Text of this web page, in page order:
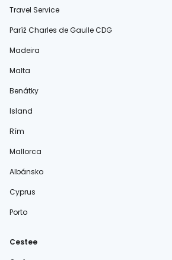
Travel Service
Paríž Charles de Gaulle CDG
Madeira
Malta
Benátky
Island
Rím
Mallorca
Albánsko
Cyprus
Porto
Cestee